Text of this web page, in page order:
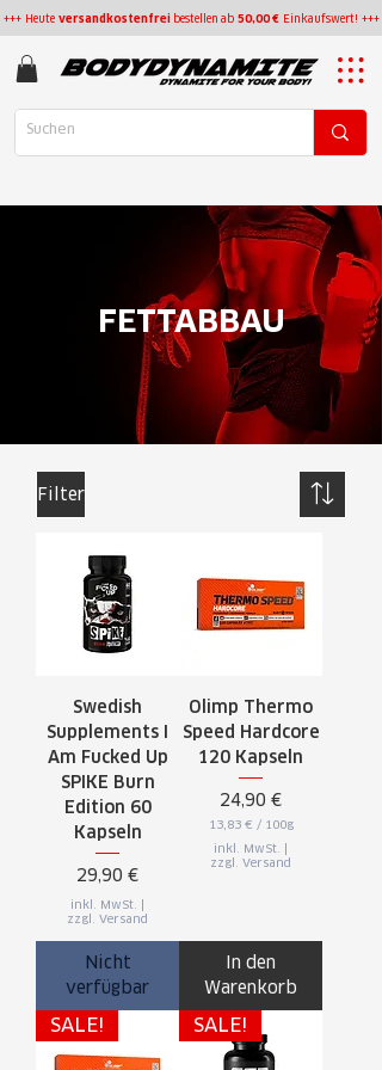
+++ Heute versandkostenfrei bestellen ab 50,00 €Einkaufswert! +++
FETTABBAU
Filter
Swedish
Supplements I
Am Fucked Up
SPIKE Burn
Edition 60
Kapseln
Preis
29,90 €
inkl. MwSt. |
zzgl. Versand
Nicht
verfügbar
Olimp Thermo
Speed Hardcore
120 Kapseln
Preis
24,90 €
13,83 € / 100g
3
,
p
r
o
1
0
0
r
inkl. MwSt. |
zzgl. Versand
In den
Warenkorb
SALE! SALE!